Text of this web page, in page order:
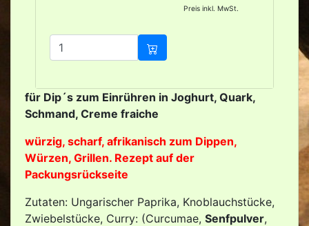
Preis inkl. MwSt.
für Dip´s zum Einrühren in Joghurt, Quark,
Schmand, Creme fraiche
würzig, scharf, afrikanisch zum Dippen,
Würzen, Grillen. Rezept auf der
Packungsrückseite
Zutaten: Ungarischer Paprika, Knoblauchstücke,
Zwiebelstücke, Curry: (Curcumae, Senfpulver,